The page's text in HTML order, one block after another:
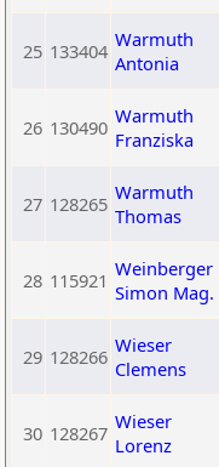
25 133404 Warmuth
Antonia
26 130490 Warmuth
Franziska
27 128265 Warmuth
Thomas
28 115921 Weinberger
Simon Mag.
29 128266 Wieser
Clemens
30 128267 Wieser
Lorenz